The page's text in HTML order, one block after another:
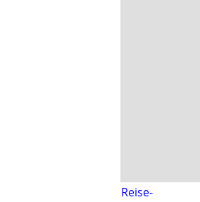
Reise-